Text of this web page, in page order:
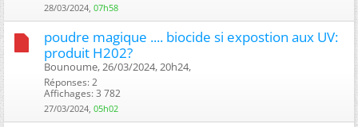
28/03/2024, 07h58
poudre magique .... biocide si expostion aux UV:
produit H202?
Bounoume, 26/03/2024, 20h24, ‎
Réponses: 2
Affichages: 3 782
27/03/2024, 05h02